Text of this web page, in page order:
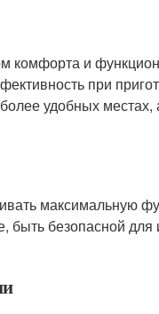
комфорта и
при
удобных местах,
максимальную
быть безопасной для